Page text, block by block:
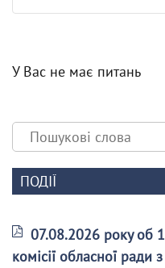
У Вас не має питань
ПОДІЇ
07.08.2026 року об
комісії обласної ради